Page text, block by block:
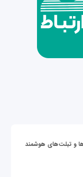
و تبلت‌های هوشمند